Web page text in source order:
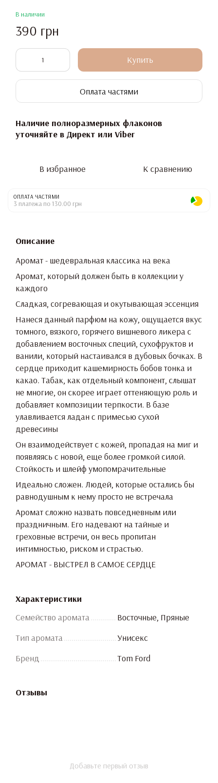
В наличии
390 грн
Купить
Оплата частями
Наличие полноразмерных флаконов
уточняйте в Директ или Viber
В избранное К сравнению
ОПЛАТА ЧАСТЯМИ
3 платежа по 130.00 грн
Описание
Аромат - шедевральная классика на века
Аромат, который должен быть в коллекции у
каждого
Сладкая, согревающая и окутывающая эссенция
Нанеся данный парфюм на кожу, ощущается вкус
томного, вязкого, горячего вишневого ликера с
добавлением восточных специй, сухофруктов и
ванили, который настаивался в дубовых бочках. В
сердце приходит кашемирность бобов тонка и
какао. Табак, как отдельный компонент, слышат
не многие, он скорее играет оттеняющую роль и
добавляет композиции терпкости. В базе
улавливается ладан с примесью сухой
древесины
Он взаимодействует с кожей, пропадая на миг и
появляясь с новой, еще более громкой силой.
Стойкость и шлейф умопомрачительные
Идеально сложен. Людей, которые остались бы
равнодушным к нему просто не встречала
Аромат сложно назвать повседневным или
праздничным. Его надевают на тайные и
греховные встречи, он весь пропитан
интимностью, риском и страстью.
АРОМАТ - ВЫСТРЕЛ В САМОЕ СЕРДЦЕ
Характеристики
Семейство аромата
Восточные, Пряные
Тип аромата
Унисекс
Бренд
Tom Ford
Отзывы
Добавьте первый отзыв